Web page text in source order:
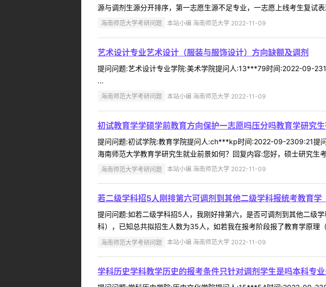
源与调剂生源分开排序，第一志愿生源不足专业，一志愿上线考生复试
海南师范大学考研问题 本站小编 海南师范大学 2022-11-09
艺术设计专业艺术设计（服装与服饰设计）方向缺额及调剂
提问问题:艺术设计专业学院:美术学院提问人:13***79时间:2022-09-
...
海南师范大学考研问题 本站小编 海南师范大学 2022-11-09
初试教育学学硕学前教育方向保护一志愿吗压分吗教育学研究
提问问题:初试学院:教育学院提问人:ch***kp时间:2022-09-2309:21提
海南师范大学教育学研究生就业前景如何？回复内容:您好，硕士研究生
海南师范大学考研问题 本站小编 海南师范大学 2022-11-09
若二级学科招5人刚排第六可调剂到其他二级学科报统考教育学
提问问题:如若二级学科招5人，我刚好排第六，是否可调剂到其他二
科），已知总共拟招生人数为35人，如若我在报考阶段报了教育学原理
海南师范大学考研问题 本站小编 海南师范大学 2022-11-09
学科历史学科教学历史的报考条件只针对调剂学生是吗本科专